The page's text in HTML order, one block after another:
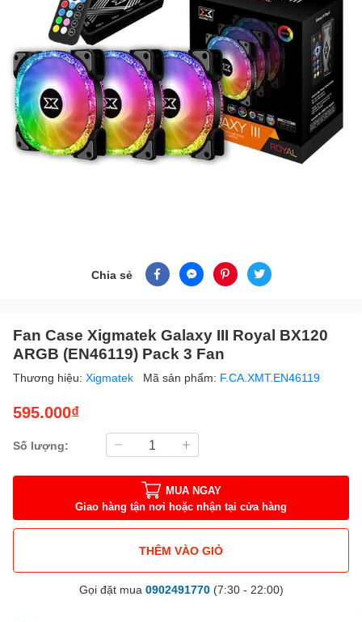
Chia sẻ
Fan Case Xigmatek Galaxy III Royal BX120
ARGB (EN46119) Pack 3 Fan
Thương hiệu: Xigmatek Mã sản phẩm: F.CA.XMT.EN46119
595.000₫
Số lượng:
MUA NGAY
Giao hàng tận nơi hoặc nhận tại cửa hàng
THÊM VÀO GIỎ
Gọi đặt mua 0902491770(7:30 - 22:00)